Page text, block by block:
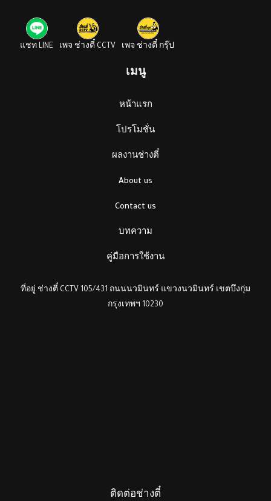
แชท LINE เพจ ช่างตี๋ CCTV เพจ ช่างตี๋ กรุ๊ป
เมนู
หน้าแรก
โปรโมชั่น
ผลงานช่างตี๋
About us
Contact us
บทความ
คู่มือการใช้งาน
ที่อยู่ ช่างตี๋ CCTV 105/431 ถนนนวมินทร์ แขวงนวมินทร์ เขตบึงกุ่ม
กรุงเทพฯ 10230
ติดต่อช่างตี๋